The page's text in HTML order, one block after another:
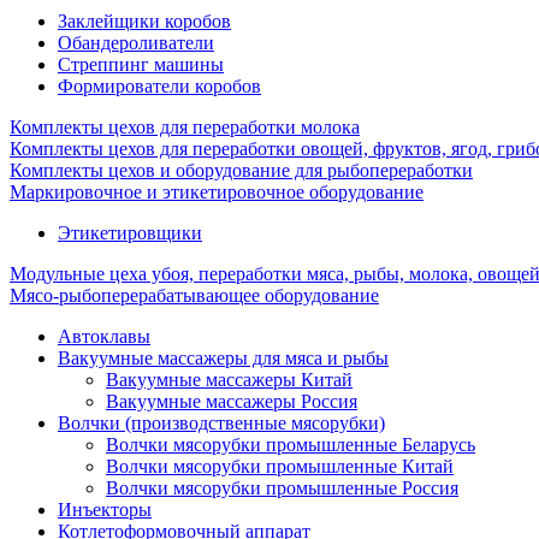
Заклейщики коробов
Обандероливатели
Стреппинг машины
Формирователи коробов
Комплекты цехов для переработки молока
Комплекты цехов для переработки овощей, фруктов, ягод,
Комплекты цехов и оборудование для рыбопереработки
Маркировочное и этикетировочное оборудование
Этикетировщики
Модульные цеха убоя, переработки мяса, рыбы, молока, овощей
Мясо-рыбоперерабатывающее оборудование
Автоклавы
Вакуумные массажеры для мяса и рыбы
Вакуумные массажеры Китай
Вакуумные массажеры Россия
Волчки (производственные мясорубки)
Волчки мясорубки промышленные Беларусь
Волчки мясорубки промышленные Китай
Волчки мясорубки промышленные Россия
Инъекторы
Котлетоформовочный аппарат